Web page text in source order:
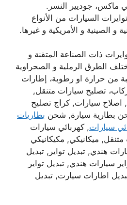
ماكس، جوديير النسر.
السيارات من الأنواع
و الصينية و الأمريكية و غيرها.
ذات الصناعة المتقنة و
الطرق الرملية و الصحراوية
من حرارة او رطوبة، إطارات
تصليح سيارات متنقل,
اصلاح سيارات, كراج تصليح
بطارية سيارة, شحن بطاريات
سيارات, كهربائي سيارات
ميكانيكي, مكيكانيكي
هندي, تبديل تواير, تبديل
سيارات هندي, تبديل تواير
اطارات سيارت, تبديل